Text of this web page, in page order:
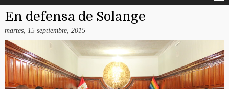
En defensa de Solange
martes, 15 septiembre, 2015